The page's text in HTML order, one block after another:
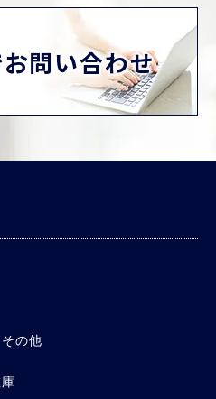
問い合わせ
の他